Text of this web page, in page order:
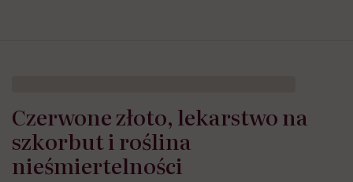
Czerwone złoto, lekarstwo na
szkorbut i roślina
nieśmiertelności